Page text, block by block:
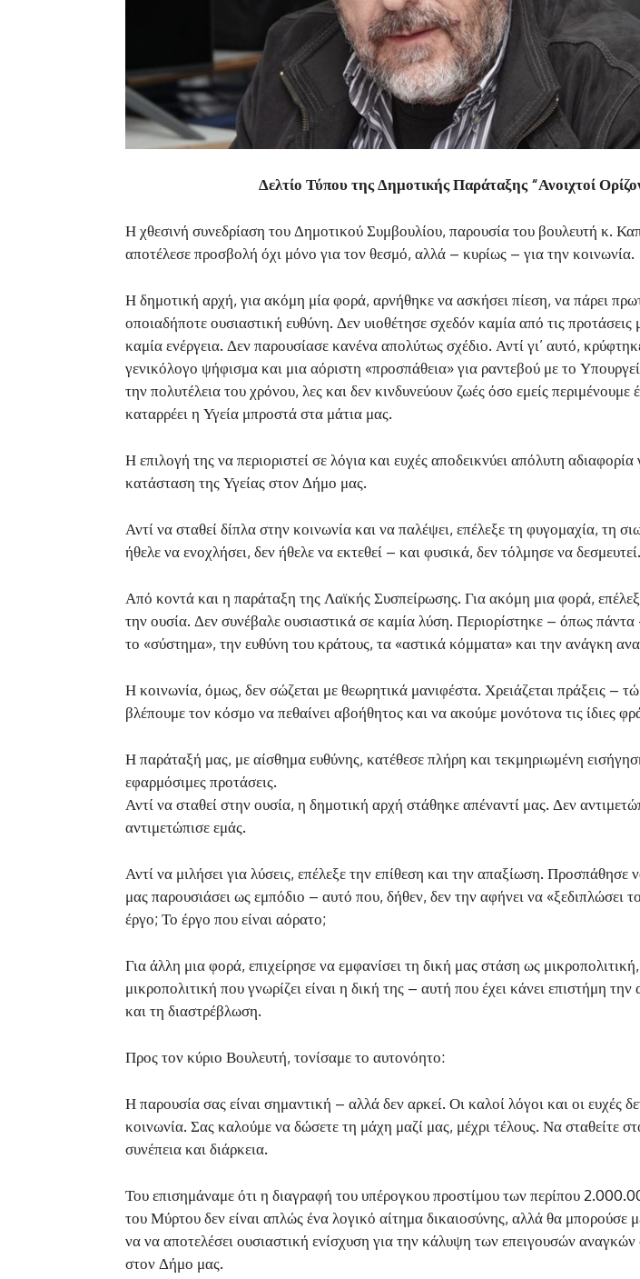
Δελτίο Τύπου της Δημοτικής Παράταξης “Ανοιχτοί
Η χθεσινή συνεδρίαση του Δημοτικού Συμβουλίου, παρουσία του βουλευτή κ.
αποτέλεσε προσβολή όχι μόνο για τον θεσμό, αλλά – κυρίως – για την κοινωνία.
Η δημοτική αρχή, για ακόμη μία φορά, αρνήθηκε να ασκήσει πίεση, να πάρει
οποιαδήποτε ουσιαστική ευθύνη. Δεν υιοθέτησε σχεδόν καμία από τις προτάσεις
καμία ενέργεια. Δεν παρουσίασε κανένα απολύτως σχέδιο. Αντί γι’ αυτό,
γενικόλογο ψήφισμα και μια αόριστη «προσπάθεια» για ραντεβού με το
την πολυτέλεια του χρόνου, λες και δεν κινδυνεύουν ζωές όσο εμείς
καταρρέει η Υγεία μπροστά στα μάτια μας.
Η επιλογή της να περιοριστεί σε λόγια και ευχές αποδεικνύει απόλυτη αδιαφορία
κατάσταση της Υγείας στον Δήμο μας.
Αντί να σταθεί δίπλα στην κοινωνία και να παλέψει, επέλεξε τη φυγομαχία, τη
ήθελε να ενοχλήσει, δεν ήθελε να εκτεθεί – και φυσικά, δεν τόλμησε να δεσμευτεί.
Από κοντά και η παράταξη της Λαϊκής Συσπείρωσης. Για ακόμη μια φορά,
την ουσία. Δεν συνέβαλε ουσιαστικά σε καμία λύση. Περιορίστηκε – όπως πάντα
το «σύστημα», την ευθύνη του κράτους, τα «αστικά κόμματα» και την ανάγκη
Η κοινωνία, όμως, δεν σώζεται με θεωρητικά μανιφέστα. Χρειάζεται πράξεις –
βλέπουμε τον κόσμο να πεθαίνει αβοήθητος και να ακούμε μονότονα τις ίδιες
Η παράταξή μας, με αίσθημα ευθύνης, κατέθεσε πλήρη και τεκμηριωμένη
εφαρμόσιμες προτάσεις.
Αντί να σταθεί στην ουσία, η δημοτική αρχή στάθηκε απέναντί μας. Δεν
αντιμετώπισε εμάς.
Αντί να μιλήσει για λύσεις, επέλεξε την επίθεση και την απαξίωση. Προσπάθησε
μας παρουσιάσει ως εμπόδιο – αυτό που, δήθεν, δεν την αφήνει να «ξεδιπλώσει
έργο; Το έργο που είναι αόρατο;
Για άλλη μια φορά, επιχείρησε να εμφανίσει τη δική μας στάση ως
μικροπολιτική που γνωρίζει είναι η δική της – αυτή που έχει κάνει επιστήμη
και τη διαστρέβλωση.
Προς τον κύριο Βουλευτή, τονίσαμε το αυτονόητο:
Η παρουσία σας είναι σημαντική – αλλά δεν αρκεί. Οι καλοί λόγοι και οι ευχές
κοινωνία. Σας καλούμε να δώσετε τη μάχη μαζί μας, μέχρι τέλους. Να σταθείτε
συνέπεια και διάρκεια.
Του επισημάναμε ότι η διαγραφή του υπέρογκου προστίμου των περίπου
του Μύρτου δεν είναι απλώς ένα λογικό αίτημα δικαιοσύνης, αλλά θα μπορούσε
να να αποτελέσει ουσιαστική ενίσχυση για την κάλυψη των επειγουσών αναγκών
στον Δήμο μας.